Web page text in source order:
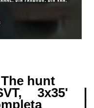
hunt
3x35' |
|